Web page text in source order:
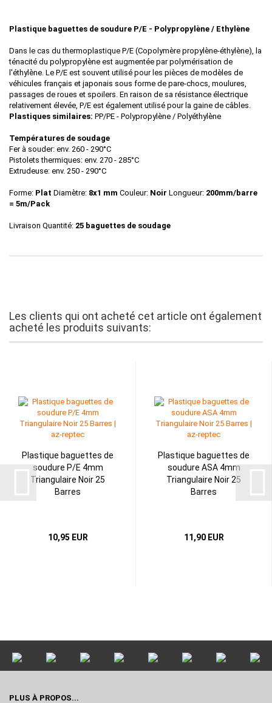
Plastique baguettes de soudure P/E - Polypropylène / Ethylène
Dans le cas du thermoplastique P/E (Copolymère propylène-éthylène), la
ténacité du polypropylène est augmentée par polymérisation de
l'éthylène. Le P/E est souvent utilisé pour les pièces de modèles de
véhicules français et japonais sous forme de pare-chocs, moulures,
passages de roues et spoilers. En raison de sa résistance électrique
relativement élevée, P/E est également utilisé pour la gaine de câbles.
Plastiques similaires: PP/PE - Polypropylène / Polyéthylène
Températures de soudage
Fer à souder: env. 260 - 290°C
Pistolets thermiques: env. 270 - 285°C
Extrudeuse: env. 250 - 290°C
Forme: Plat Diamètre: 8x1 mm Couleur: Noir Longueur: 200mm/barre
= 5m/Pack
Livraison Quantité: 25 baguettes de soudage
Les clients qui ont acheté cet article ont également
acheté les produits suivants:
Plastique baguettes de
soudure P/E 4mm
Triangulaire Noir 25
Barres
10,95 EUR
Plastique baguettes de
soudure ASA 4mm
Triangulaire Noir 25
Barres
11,90 EUR
PLUS À PROPOS...